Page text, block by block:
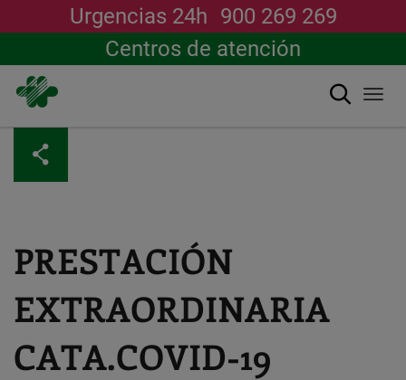
contenido
principal
Urgencias 24h 900 269 269
Centros de atención
Buscar
PRESTACIÓN
EXTRAORDINARIA
CATA.COVID-19